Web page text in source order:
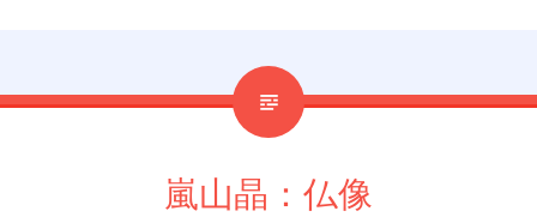
嵐山晶：仏像